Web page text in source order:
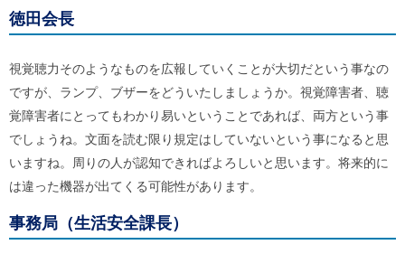
徳田会長
視覚聴力そのようなものを広報していくことが大切だという事なの
ですが、ランプ、ブザーをどういたしましょうか。視覚障害者、聴
覚障害者にとってもわかり易いということであれば、両方という事
でしょうね。文面を読む限り規定はしていないという事になると思
いますね。周りの人が認知できればよろしいと思います。将来的に
は違った機器が出てくる可能性があります。
事務局（生活安全課長）